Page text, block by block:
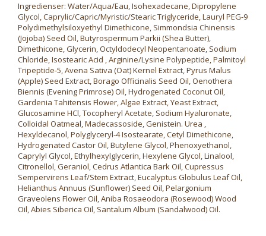
Ingredienser: Water/Aqua/Eau, Isohexadecane, Dipropylene
Glycol, Caprylic/Capric/Myristic/Stearic Triglyceride, Lauryl PEG-9
Polydimethylsiloxyethyl Dimethicone, Simmondsia Chinensis
(Jojoba) Seed Oil, Butyrospermum Parkii (Shea Butter),
Dimethicone, Glycerin, Octyldodecyl Neopentanoate, Sodium
Chloride, Isostearic Acid , Arginine/Lysine Polypeptide, Palmitoyl
Tripeptide-5, Avena Sativa (Oat) Kernel Extract, Pyrus Malus
(Apple) Seed Extract, Borago Officinalis Seed Oil, Oenothera
Biennis (Evening Primrose) Oil, Hydrogenated Coconut Oil,
Gardenia Tahitensis Flower, Algae Extract, Yeast Extract,
Glucosamine HCl, Tocopheryl Acetate, Sodium Hyaluronate,
Colloidal Oatmeal, Madecassoside, Genistein. Urea ,
Hexyldecanol, Polyglyceryl-4 Isostearate, Cetyl Dimethicone,
Hydrogenated Castor Oil, Butylene Glycol, Phenoxyethanol,
Caprylyl Glycol, Ethylhexylglycerin, Hexylene Glycol, Linalool,
Citronellol, Geraniol, Cedrus Atlantica Bark Oil, Cupressus
Sempervirens Leaf/Stem Extract, Eucalyptus Globulus Leaf Oil,
Helianthus Annuus (Sunflower) Seed Oil, Pelargonium
Graveolens Flower Oil, Aniba Rosaeodora (Rosewood) Wood
Oil, Abies Siberica Oil, Santalum Album (Sandalwood) Oil.